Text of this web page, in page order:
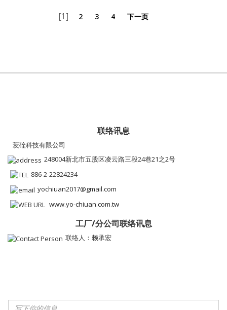
[1] 2 3 4 下一页
联络讯息
苃硂科技有限公司
248004新北市五股区凌云路三段24巷21之2号
886-2-22824234
yochiuan2017@gmail.com
www.yo-chiuan.com.tw
工厂/分公司联络讯息
联络人：赖承宏